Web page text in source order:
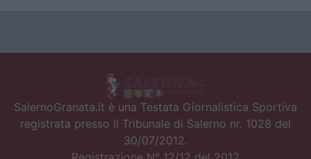
SalernoGranata.it è una Testata Giornalistica Sportiva
registrata presso il Tribunale di Salerno nr. 1028 del
30/07/2012.